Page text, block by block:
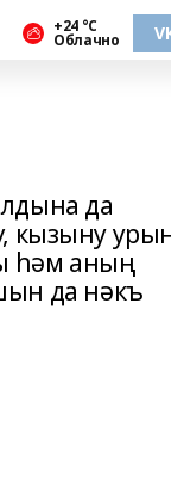
+24 °С
Облачно
да
кызыну
һәм аның
да нәкъ